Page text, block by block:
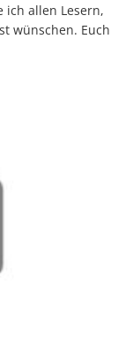
ich allen Lesern,
wün­schen. Euch